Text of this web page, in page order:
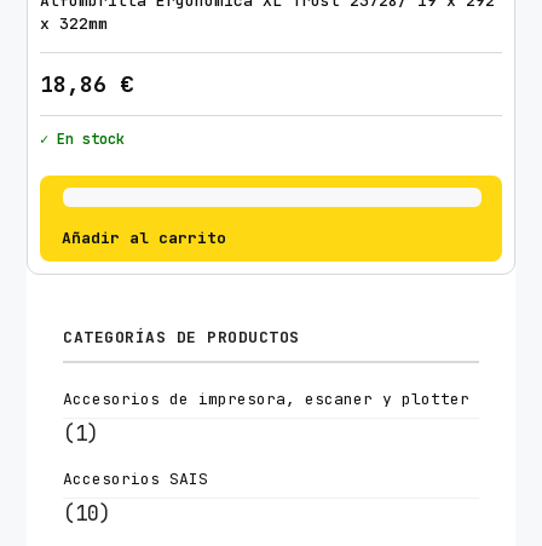
x 322mm
18,86 €
✓ En stock
Añadir al carrito
CATEGORÍAS DE PRODUCTOS
Accesorios de impresora, escaner y plotter
(1)
Accesorios SAIS
(10)